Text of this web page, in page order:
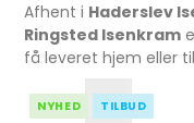
Afhent i Haderslev
Ringsted Isenkram
få leveret hjem eller
NYHED TILBUD